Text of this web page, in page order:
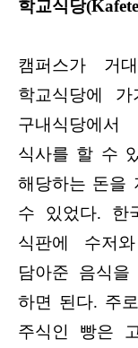
학교식당
캠퍼스가 거
학교식당에
구내식당에
식사를 할 수
해당하는 돈을
수 있었다. 한
식판에 수저
담아준 음식
하면 된다. 주
주식인 빵은